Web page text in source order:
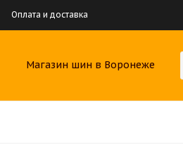
Оплата и доставка
Магазин шин в Воронеже